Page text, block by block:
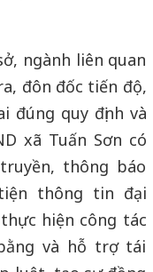
ngành liên quan
đôn đốc tiến độ,
đúng quy định và
xã Tuấn Sơn có
thông báo
thông tin đại
hiện công tác
và hỗ trợ tái